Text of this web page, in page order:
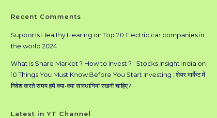
Recent Comments
Supports Healthy Hearing onTop 20 Electric car companies in
the world 2024
What is Share Market ? How to Invest ? : Stocks Insight India on
10 Things You Must Know Before You Start Investing : शेयर मार्केट में
निवेश करते समय हमें क्या-क्या सावधानियां रखनी चाहिए?
Latest in YT Channel